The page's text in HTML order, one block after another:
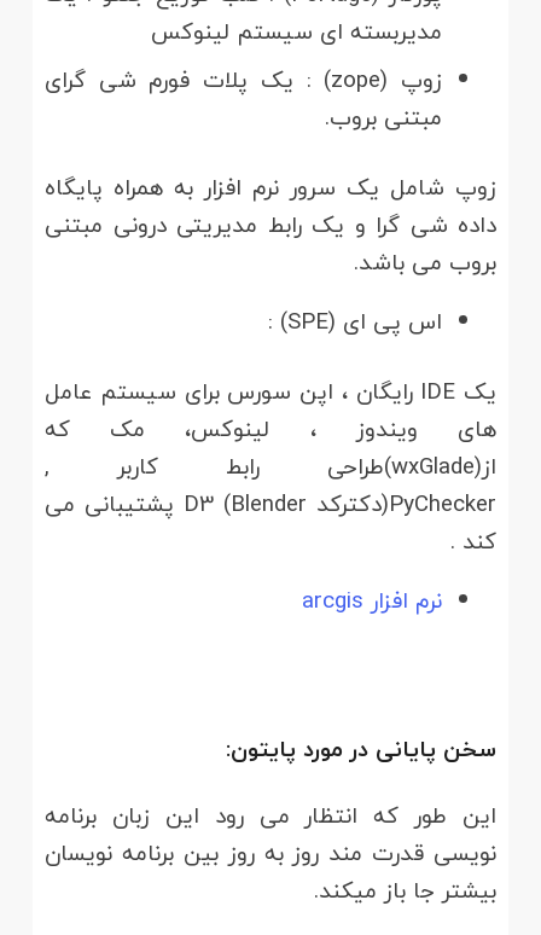
مدیربسته ای سیستم لینوکس
زوپ (zope) : یک پلات فورم شی گرای
مبتنی بروب.
زوپ شامل یک سرور نرم افزار به همراه پایگاه
داده شی گرا و یک رابط مدیریتی درونی مبتنی
بروب می باشد.
اس پی ای (SPE) :
یک IDE رایگان ، اپن سورس برای سیستم عامل
های ویندوز ، لینوکس، مک که
از(wxGlade)طراحی رابط کاربر ,
PyChecker(دکترکد D3 (Blender پشتیبانی می
کند .
نرم افزار arcgis
سخن پایانی در مورد پایتون:
این طور که انتظار می رود این زبان برنامه
نویسی قدرت مند روز به روز بین برنامه نویسان
بیشتر جا باز میکند.